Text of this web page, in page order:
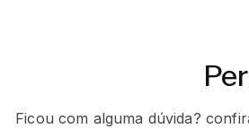
Ficou com alguma dúvida?